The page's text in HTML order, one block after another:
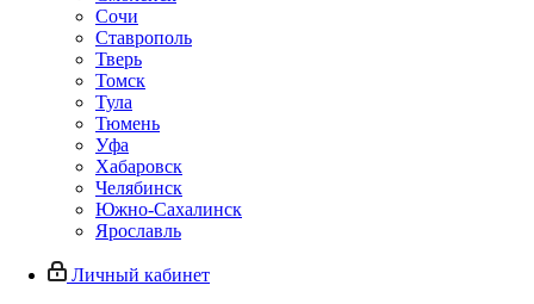
Сочи
Ставрополь
Тверь
Томск
Тула
Тюмень
Уфа
Хабаровск
Челябинск
Южно-Сахалинск
Ярославль
Личный кабинет